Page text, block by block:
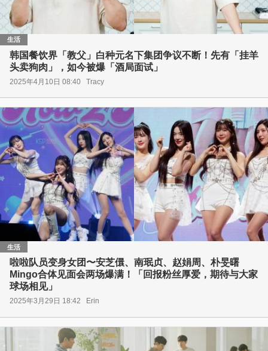
生活
韩国餐饮界「教父」白种元名下集团争议不断！先有「挂羊
头卖狗肉」，如今被爆「酒局面试」
2025年4月10日 08:40 Tracy
生活
啦啦队员变身女团〜安芝儇、南珉贞、赵娟周、朴旻曙
Mingo合体见面会两场爆满！「回报粉丝厚爱，期待与大家
球场相见」
2025年3月29日 18:42 Erin